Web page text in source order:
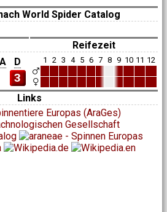
World Spider Catalog
Reifezeit
D
3
1 2 3 4 5 6 7 8 9 10 11 12
Links